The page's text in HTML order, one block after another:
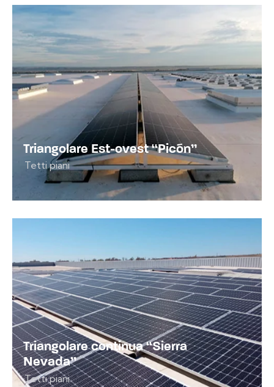
Triangolare Est-ovest “Picón”
Tetti piani
Triangolare continua “Sierra
Nevada”
Tetti piani